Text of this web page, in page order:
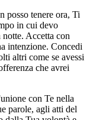
posso tenere ora, Ti
in cui devo
Accetta con
intenzione. Concedi
altri come se avessi
che avrei
con Te nella
parole, agli atti del